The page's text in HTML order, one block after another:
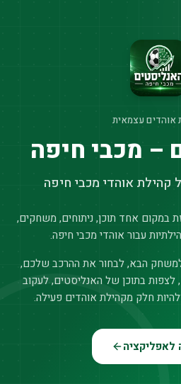
אוהדים עצמאית
– מכבי חיפה
קהילת אוהדי מכבי חיפה
במקום אחד תוכן, ניתוחים, משחקים,
עבור אוהדי מכבי חיפה.
למשחק הבא, לבחור את ההרכב שלכם,
בתוכן של האנליסטים, לעקוב
חלק מקהילת אוהדים פעילה.
לאפליקציה